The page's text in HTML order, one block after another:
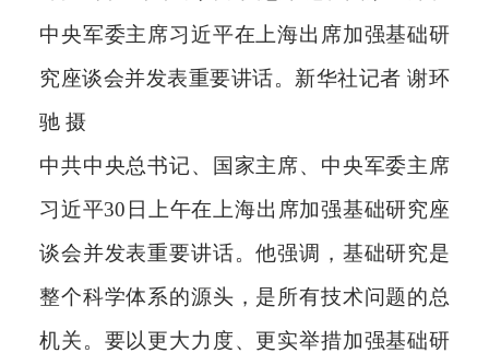
中央军委主席习近平在上海出席加强基础研
究座谈会并发表重要讲话。新华社记者 谢环
驰 摄
中共中央总书记、国家主席、中央军委主席
习近平30日上午在上海出席加强基础研究座
谈会并发表重要讲话。他强调，基础研究是
整个科学体系的源头，是所有技术问题的总
机关。要以更大力度、更实举措加强基础研